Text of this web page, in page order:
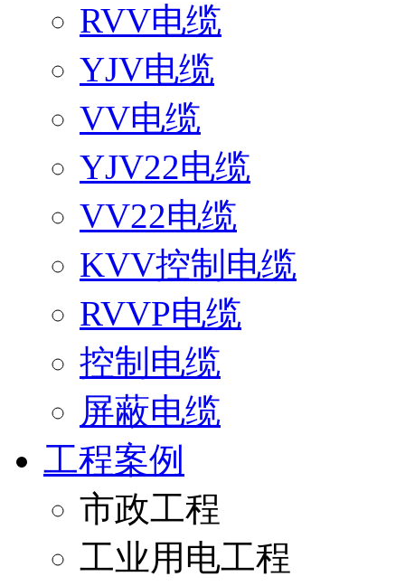
RVV电缆
YJV电缆
VV电缆
YJV22电缆
VV22电缆
KVV控制电缆
RVVP电缆
控制电缆
屏蔽电缆
工程案例
市政工程
工业用电工程